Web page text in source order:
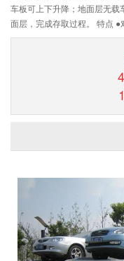
车板可上下升降；地面层无
面层，完成存取过程。 特点 ●